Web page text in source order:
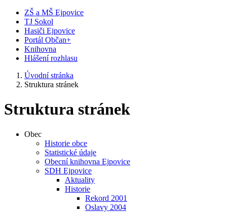
ZŠ a MŠ Ejpovice
TJ Sokol
Hasiči Ejpovice
Portál Občan+
Knihovna
Hlášení rozhlasu
Úvodní stránka
Struktura stránek
Struktura stránek
Obec
Historie obce
Statistické údaje
Obecní knihovna Ejpovice
SDH Ejpovice
Aktuality
Historie
Rekord 2001
Oslavy 2004